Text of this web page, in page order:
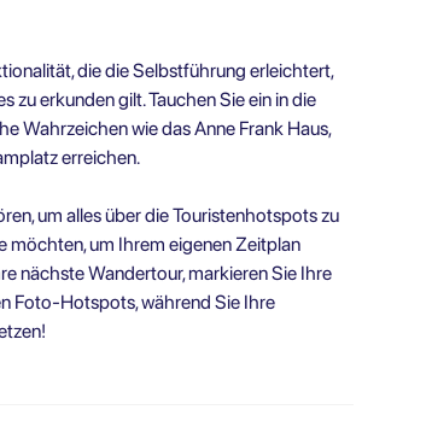
die die Selbstführung erleichtert,
zu erkunden gilt. Tauchen Sie ein in die
Wahrzeichen wie das Anne Frank Haus,
erreichen.
um alles über die Touristenhotspots zu
möchten, um Ihrem eigenen Zeitplan
nächste Wandertour, markieren Sie Ihre
Foto-Hotspots, während Sie Ihre